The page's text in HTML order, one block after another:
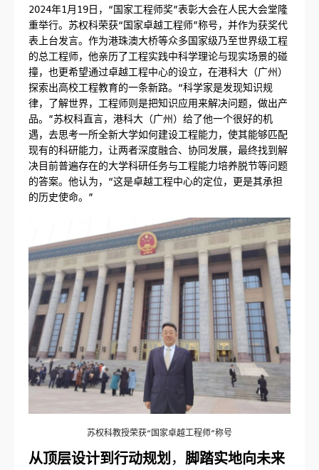
2024年1月19日，“国家工程师奖”表彰大会在人民大会堂隆
重举行。苏权科荣获“国家卓越工程师”称号，并作为获奖代
表上台发言。作为港珠澳大桥等众多国家级乃至世界级工程
的总工程师，他亲历了工程实践中科学理论与现实场景的碰
撞，也更希望通过卓越工程中心的设立，在港科大（广州）
探索出高校工程教育的一条新路。“科学家是发现知识规
律，了解世界，工程师则是把知识应用来解决问题，做出产
品。”苏权科直言，港科大（广州）给了他一个很好的机
遇，去思考一所全新大学如何建设工程能力，使其能够匹配
现有的科研能力，让两者深度融合、协同发展，最终找到解
决目前普遍存在的大学科研任务与工程能力培养脱节等问题
的答案。他认为，“这是卓越工程中心的定位，更是其承担
的历史使命。”
苏权科教授荣获“国家卓越工程师”称号
从顶层设计到行动规划， 脚踏实地向未来